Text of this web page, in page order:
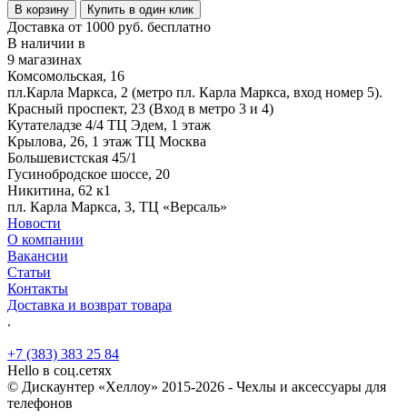
В корзину Купить в один клик
Доставка от 1000 руб. бесплатно
В наличии в
9 магазинах
Комсомольская, 16
пл.Карла Маркса, 2 (метро пл. Карла Маркса, вход номер 5).
Красный проспект, 23 (Вход в метро 3 и 4)
Кутателадзе 4/4 ТЦ Эдем, 1 этаж
Крылова, 26, 1 этаж ТЦ Москва
Большевистская 45/1
Гусинобродское шоссе, 20
Никитина, 62 к1
пл. Карла Маркса, 3, ТЦ «Версаль»
Новости
О компании
Вакансии
Статьи
Контакты
Доставка и возврат товара
.
+7 (383) 383 25 84
Hello в соц.сетях
© Дискаунтер «Хеллоу» 2015-2026 - Чехлы и аксессуары для
телефонов